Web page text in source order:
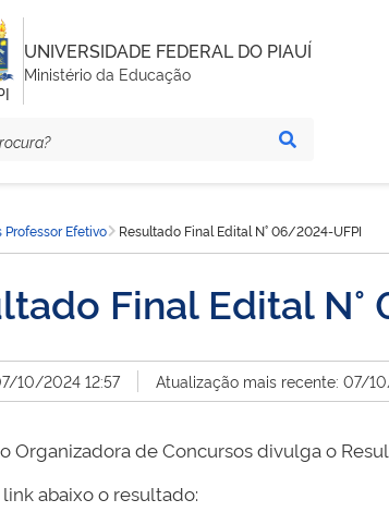
UNIVERSIDADE FEDERAL DO PIAUÍ
Ministério da Educação
Professor Efetivo Resultado Final Edital N° 06/2024-UFPI
Final Edital
10/2024 12:57 Atualização mais recente: 07/
Organizadora de Concursos divulga o
abaixo o resultado: